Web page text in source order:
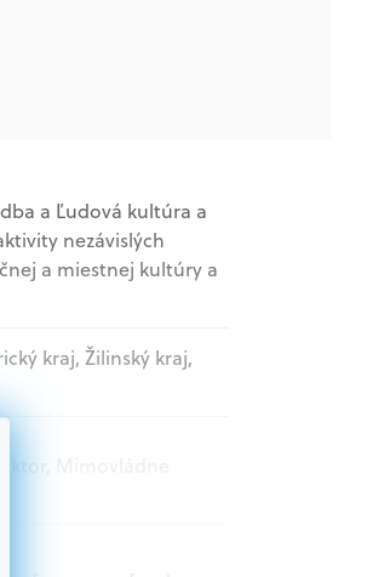
a Ľudová kultúra a
nezávislých
a miestnej kultúry a
kraj, Žilinský kraj,
Mimovládne